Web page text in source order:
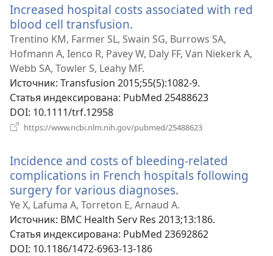
окне)
Increased hospital costs associated with red
blood cell transfusion.
в
новом
окне)
Trentino KM, Farmer SL, Swain SG, Burrows SA,
Hofmann A, Ienco R, Pavey W, Daly FF, Van Niekerk A,
Webb SA, Towler S, Leahy MF.
Источник‎: Transfusion 2015;55(5):1082-9.
Статья индексирована‎: PubMed 25488623
DOI‎: 10.1111/trf.12958
https://www.ncbi.nlm.nih.gov/pubmed/25488623
окне)
Incidence and costs of bleeding-related
complications in French hospitals following
surgery for various diagnoses.
в
новом
окне)
Ye X, Lafuma A, Torreton E, Arnaud A.
Источник‎: BMC Health Serv Res 2013;13:186.
Статья индексирована‎: PubMed 23692862
DOI‎: 10.1186/1472-6963-13-186